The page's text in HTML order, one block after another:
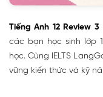
Tiếng Anh 12 Review 3
các bạn học sinh lớp
học. Cùng IELTS
vững kiến thức và kỹ